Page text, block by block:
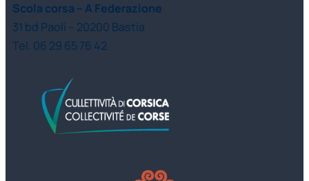
Scola corsa – A Federazione
31 bd Paoli – 20200 Bastia
Tel. 06 29 65 76 42